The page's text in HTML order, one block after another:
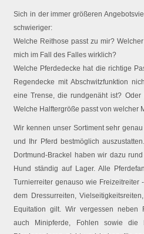
Sich in der immer größeren
schwieriger:
Welche Reithose passt zu mir?
mich im Fall des Falles wirklich?
Welche Pferdedecke hat die richtige
Regendecke mit Abschwitzfunktion
eine Trense, die rundgenäht ist?
Welche Halftergröße passt von welcher
Wir kennen unser Sortiment sehr
und Ihr Pferd bestmöglich
Dortmund-Brackel haben wir dazu
Hund ständig auf Lager. Alle
Turnierreiter genauso wie Freizeitreiter
dem Dressurreiten,
Equitation gilt. Wir vergessen neben
auch Minipferde, Fohlen sowie die